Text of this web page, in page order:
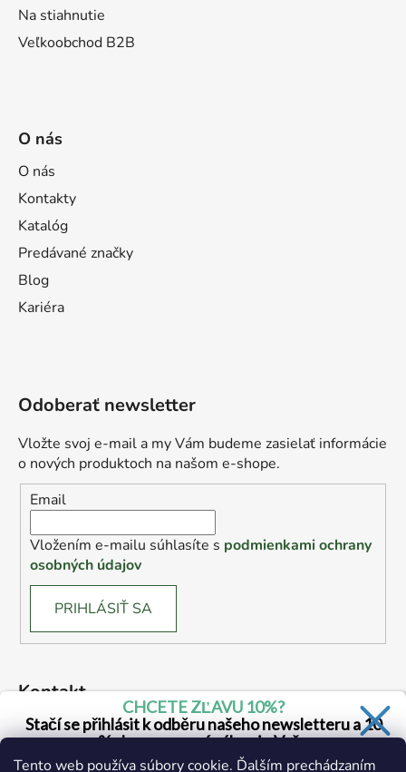
Tento web používa súbory cookie. Ďalším prechádzaním
Na stiahnutie
Veľkoobchod B2B
O nás
O nás
Kontakty
Katalóg
Predávané značky
Blog
Kariéra
Odoberať newsletter
Vložte svoj e-mail a my Vám budeme zasielať informácie
o nových produktoch na našom e-shope.
Email
Vložením e-mailu súhlasíte s podmienkami ochrany
osobných údajov
PRIHLÁSIŤ SA
Kontakt
drogerie@drogerie.sk
CHCETE ZĽAVU 10%?
Stačí se přihlásit k odběru našeho newsletteru a 10
% sleva na první nákup je Vaše